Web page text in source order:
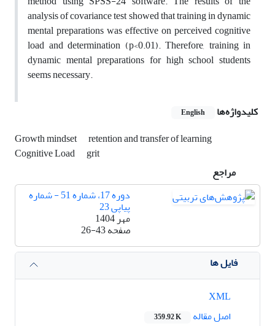
analysis of covariance test showed that training in dynamic
mental preparations was effective on perceived cognitive
load and determination (p<0.01). Therefore, training in
dynamic mental preparations for high school students
seems necessary.
کلیدواژه‌ها
English
Growth mindset retention and transfer of learning
Cognitive Load
grit
مراجع
دوره 17، شماره 51 - شماره
پیاپی 23
مهر 1404
صفحه26-43
فایل ها
اصل مقاله
359.92 K